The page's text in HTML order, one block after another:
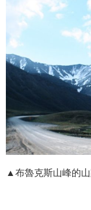
▲布魯克斯山峰的